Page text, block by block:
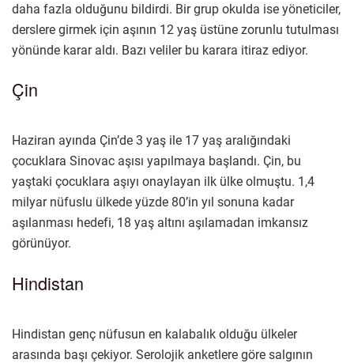
daha fazla olduğunu bildirdi. Bir grup okulda ise yöneticiler,
derslere girmek için aşının 12 yaş üstüne zorunlu tutulması
yönünde karar aldı. Bazı veliler bu karara itiraz ediyor.
Çin
Haziran ayında Çin’de 3 yaş ile 17 yaş aralığındaki
çocuklara Sinovac aşısı yapılmaya başlandı. Çin, bu
yaştaki çocuklara aşıyı onaylayan ilk ülke olmuştu. 1,4
milyar nüfuslu ülkede yüzde 80’in yıl sonuna kadar
aşılanması hedefi, 18 yaş altını aşılamadan imkansız
görünüyor.
Hindistan
Hindistan genç nüfusun en kalabalık olduğu ülkeler
arasında başı çekiyor. Serolojik anketlere göre salgının